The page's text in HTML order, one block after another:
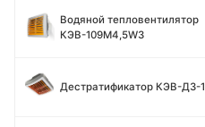
Водяной тепловентилятор
КЭВ-109M4,5W3
Дестратификатор КЭВ-Д3-1